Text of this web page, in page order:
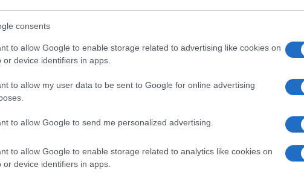
consents
to allow Google to enable storage related to advertising like cookies on
or device identifiers in apps.
to allow my user data to be sent to Google for online advertising
to allow Google to send me personalized advertising.
to allow Google to enable storage related to analytics like cookies on
or device identifiers in apps.
Το οικονομικό
με τις νέες
διαθέσιμο
Μείωση φόρων